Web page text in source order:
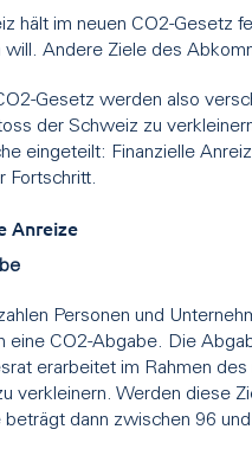
hält im neuen CO2-Gesetz
will. Andere Ziele des
Gesetz werden also
der Schweiz zu
eingeteilt: Finanzielle
Fortschritt.
Anreize
Personen und
eine CO2-Abgabe. Die
erarbeitet im Rahmen
verkleinern. Werden diese
beträgt dann zwischen 96